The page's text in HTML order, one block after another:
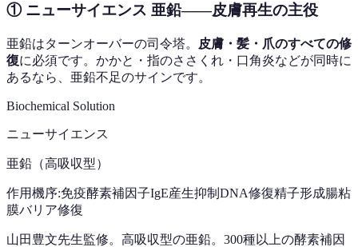
① ニューサイエンス 亜鉛——皮膚再生の主役
亜鉛はターンオーバーの司令塔。
皮膚・髪・爪のすべての修
復に必須です。かかと・指のささくれ・口角炎などが同時に
あるなら、亜鉛不足のサインです。
Biochemical Solution
ニューサイエンス
亜鉛（高吸収型）
作用機序:免疫酵素補因子IgE産生抑制 DNA修復精子形成腸粘
膜バリア修復
山田豊文先生監修。高吸収型の亜鉛。300種以上の酵素補因